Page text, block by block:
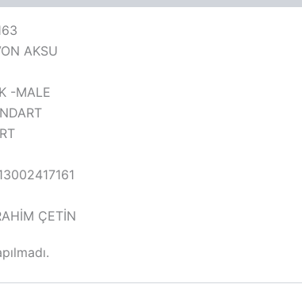
AKSU
-MALE
ÇETİN